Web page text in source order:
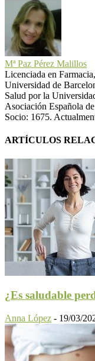
Mª Paz Pérez Malillos
Licenciada en
Universidad de
Salud por la
Asociación Española
Socio: 1675.
ARTÍCULOS
¿Es saludable
Anna López - 19/03/